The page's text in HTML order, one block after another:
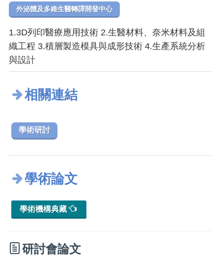
外泌體及多維生醫轉譯開發中心
1.3D列印醫療應用技術 2.生醫材料、奈米材料及組
織工程 3.積層製造模具與成形技術 4.生產系統分析
與設計
相關連結
學術研討
學術論文
學術機構典藏
研討會論文